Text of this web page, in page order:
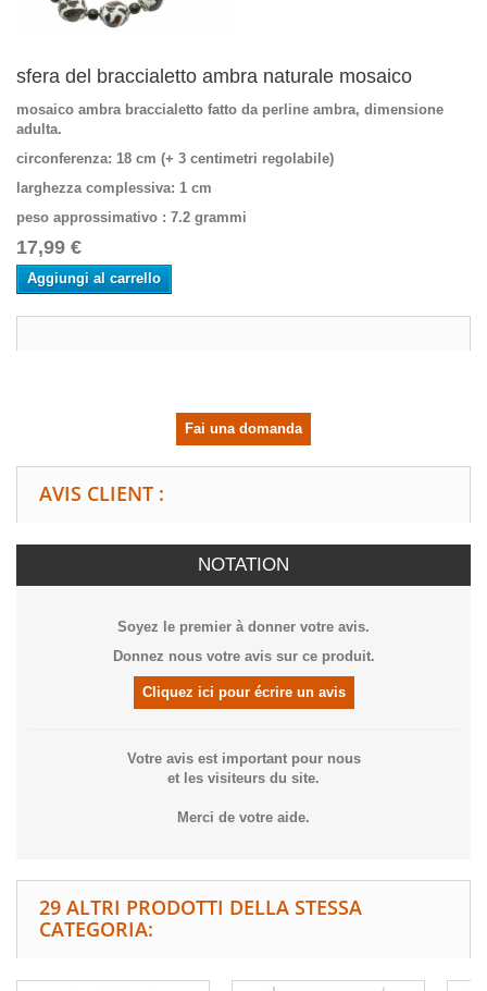
sfera del braccialetto ambra naturale mosaico
mosaico ambra braccialetto fatto da perline ambra, dimensione
adulta.
circonferenza: 18 cm (+ 3 centimetri regolabile)
larghezza complessiva: 1 cm
peso approssimativo : 7.2 grammi
17,99 €
Aggiungi al carrello
Fai una domanda
AVIS CLIENT :
NOTATION
Soyez le premier à donner votre avis.
Donnez nous votre avis sur ce produit.
Cliquez ici pour écrire un avis
Votre avis est important pour nous
et les visiteurs du site.
Merci de votre aide.
29 ALTRI PRODOTTI DELLA STESSA
CATEGORIA: